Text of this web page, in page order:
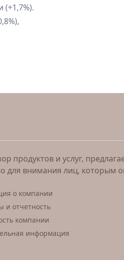
(+1,7%).
и услуг,
для внимания лиц, которым
Информация о компании
Документы и отчетность
Деятельность компании
Дополнительная информация